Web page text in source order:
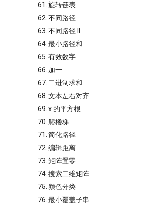
61. 旋转链表
62. 不同路径
63. 不同路径 II
64. 最小路径和
65. 有效数字
66. 加一
67. 二进制求和
68. 文本左右对齐
69. x 的平方根
70. 爬楼梯
71. 简化路径
72. 编辑距离
73. 矩阵置零
74. 搜索二维矩阵
75. 颜色分类
76. 最小覆盖子串